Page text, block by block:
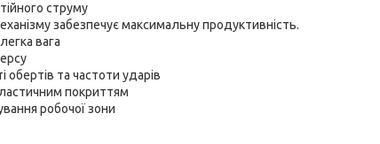
струму
забезпечує максимальну продуктивність.
вага
обертів та частоти ударів
покриттям
робочої зони